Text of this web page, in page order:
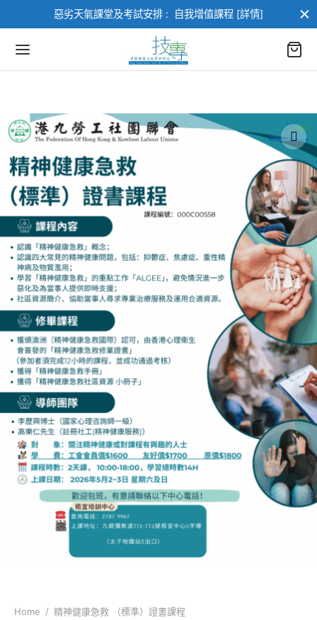
惡劣天氣課堂及考試安排 : 自我增值課程 [詳情]
Home / 精神健康急救 （標準）證書課程
返回
程
修課程
構課程
練課程
議會課程
課程
返回
修課程
能類